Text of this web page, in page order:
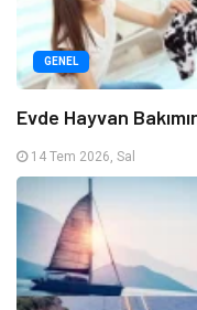
GENEL
Evde Hayvan
14 Tem 2026, Sal